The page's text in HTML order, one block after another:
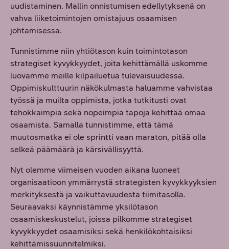
uudistaminen. Mallin onnistumisen edellytyksenä on
vahva liiketoimintojen omistajuus osaamisen
johtamisessa.
Tunnistimme niin yhtiötason kuin toimintotason
strategiset kyvykkyydet, joita kehittämällä uskomme
luovamme meille kilpailuetua tulevaisuudessa.
Oppimiskulttuurin näkökulmasta haluamme vahvistaa
työssä ja muilta oppimista, jotka tutkitusti ovat
tehokkaimpia sekä nopeimpia tapoja kehittää omaa
osaamista. Samalla tunnistimme, että tämä
muutosmatka ei ole sprintti vaan maraton, pitää olla
selkeä päämäärä ja kärsivällisyyttä.
Nyt olemme viimeisen vuoden aikana luoneet
organisaatioon ymmärrystä strategisten kyvykkyyksien
merkityksestä ja vaikuttavuudesta tiimitasolla.
Seuraavaksi käynnistämme yksilötason
osaamiskeskustelut, joissa pilkomme strategiset
kyvykkyydet osaamisiksi sekä henkilökohtaisiksi
kehittämissuunnitelmiksi.